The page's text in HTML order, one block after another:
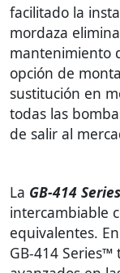
facilitado la
mordaza
mantenimiento
opción de
sustitución en
todas las
de salir al
La GB-414
intercambiable
equivalentes.
GB-414